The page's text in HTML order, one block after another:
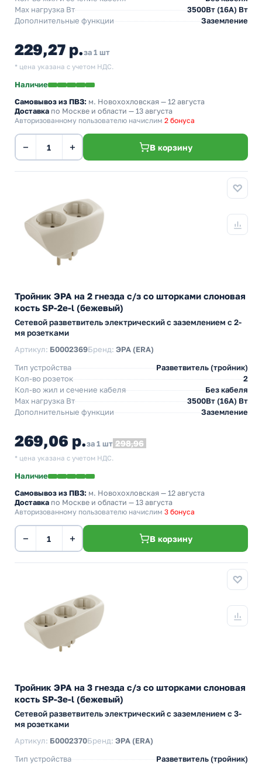
Max нагрузка Вт
3500Вт (16А) Вт
Дополнительные функции
Заземление
229,27 р.за 1 шт
* цена указана с учетом НДС.
Наличие
Самовывоз из ПВЗ: м. Новохохловская — 12 августа
Доставка по Москве и области — 13 августа
Авторизованному пользователю начислим 2 бонуса
− + В корзину
Тройник ЭРА на 2 гнезда с/з со шторками слоновая
кость SP-2e-l (бежевый)
Сетевой разветвитель электрический с заземлением с 2-
мя розетками
Артикул: Б0002369Бренд: ЭРА (ERA)
Тип устройства
Разветвитель (тройник)
Кол-во розеток
2
Кол-во жил и сечение кабеля
Без кабеля
Max нагрузка Вт
3500Вт (16А) Вт
Дополнительные функции
Заземление
269,06 р.за 1 шт 298,96
* цена указана с учетом НДС.
Наличие
Самовывоз из ПВЗ: м. Новохохловская — 12 августа
Доставка по Москве и области — 13 августа
Авторизованному пользователю начислим 3 бонуса
− + В корзину
Тройник ЭРА на 3 гнезда с/з со шторками слоновая
кость SP-3e-l (бежевый)
Сетевой разветвитель электрический с заземлением с 3-
мя розетками
Артикул: Б0002370Бренд: ЭРА (ERA)
Тип устройства
Разветвитель (тройник)